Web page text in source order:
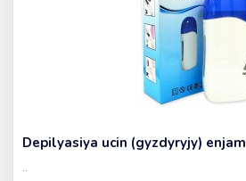
Depilyasiya ucin (gyzdyryjy) enjam
..